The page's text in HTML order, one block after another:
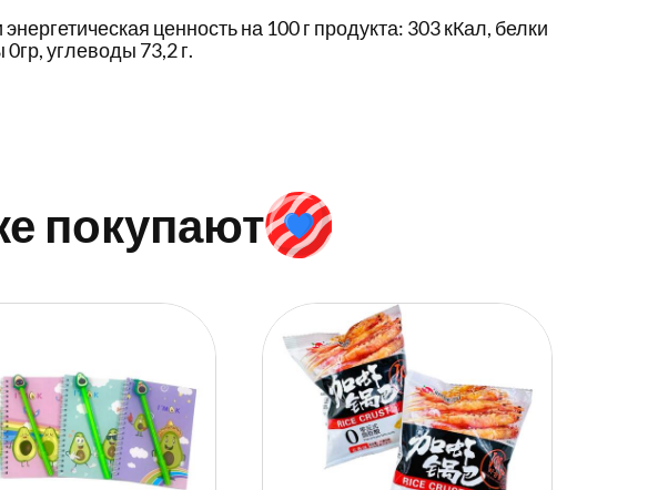
ценность на 100 г продукта: 303 кКал, белки
0гр, углеводы 73,2 г.
покупают